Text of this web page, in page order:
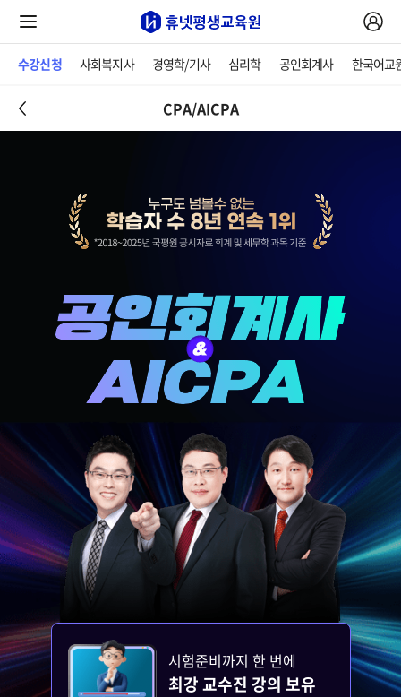
수강신청 사회복지사 경영학/기사 심리학 공인회계사 한국어교
CPA/AICPA
시험준비까지 한 번에
최강 교수진 강의 보유